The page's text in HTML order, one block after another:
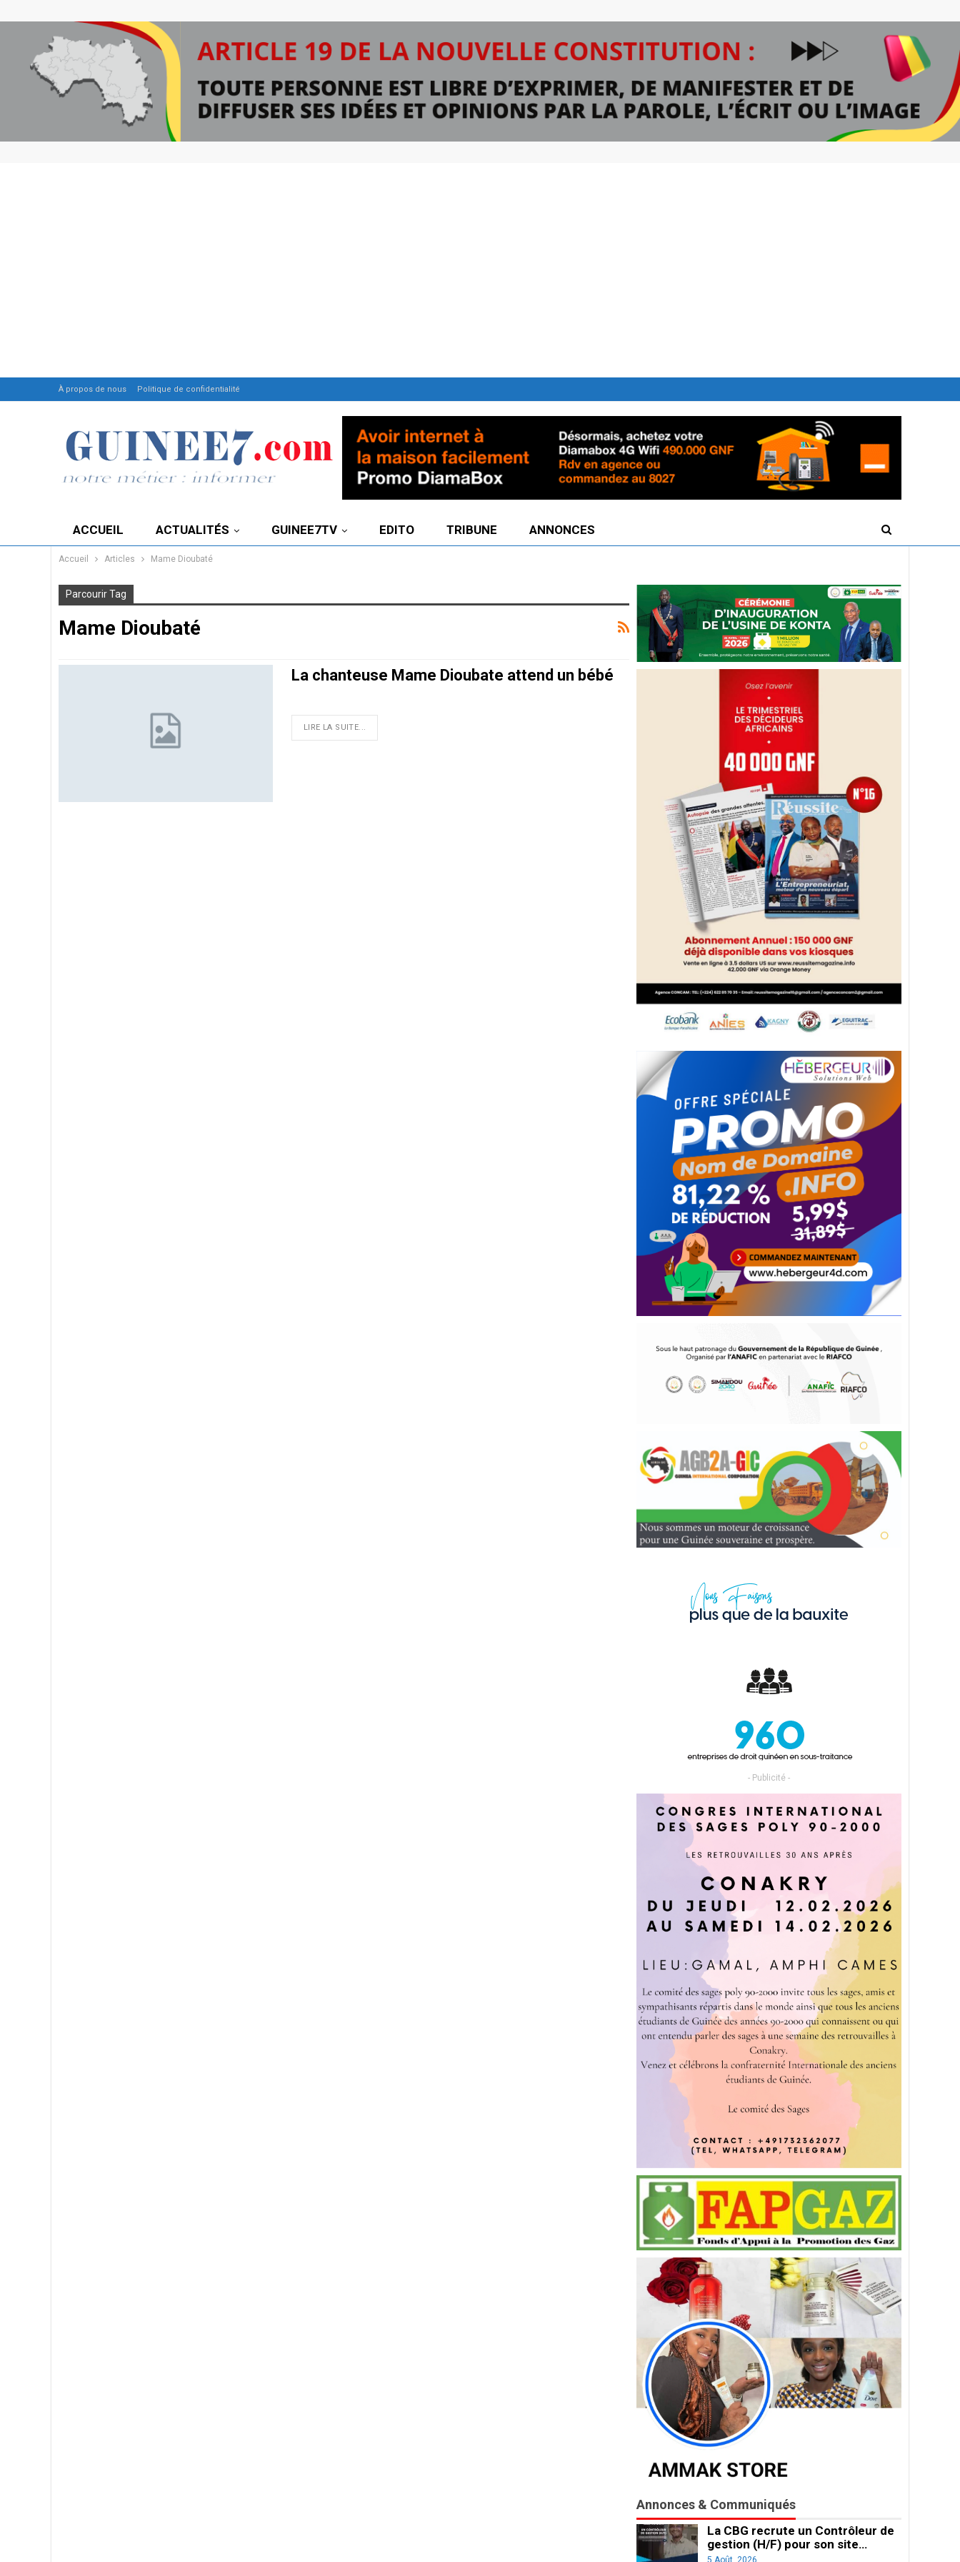
À propos de nous Politique de confidentialité
ACCUEIL ACTUALITÉS GUINEE7TV EDITO TRIBUNE ANNONCES
Accueil Articles Mame Dioubaté
Parcourir Tag
Mame Dioubaté
La chanteuse Mame Dioubate attend un bébé
LIRE LA SUITE...
- Publicité -
Annonces & Communiqués
La CBG recrute un Contrôleur de
gestion (H/F) pour son site…